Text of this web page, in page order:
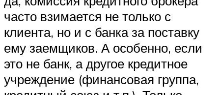
часто взимается не только с
клиента, но и с банка за поставку
ему заемщиков. А особенно, если
это не банк, а другое кредитное
учреждение (финансовая группа,